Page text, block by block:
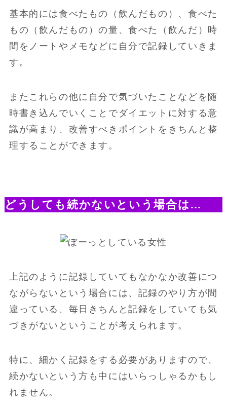
基本的には食べたもの（飲んだもの）、食べた
もの（飲んだもの）の量、食べた（飲んだ）時
間をノートやメモなどに自分で記録していきま
す。
またこれらの他に自分で気づいたことなどを随
時書き込んでいくことでダイエットに対する意
識が高まり、改善すべきポイントをきちんと整
理することができます。
どうしても続かないという場合は…
上記のように記録していてもなかなか改善につ
ながらないという場合には、記録のやり方が間
違っている、毎日きちんと記録をしていても気
づきがないということが考えられます。
特に、細かく記録をする必要がありますので、
続かないという方も中にはいらっしゃるかもし
れません。